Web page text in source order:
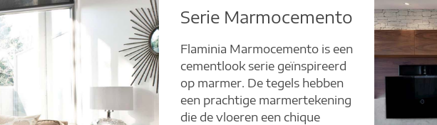
Serie Marmocemento
Flaminia Marmocemento is een
cementlook serie geïnspireerd
op marmer. De tegels hebben
een prachtige marmertekening
die de vloeren een chique